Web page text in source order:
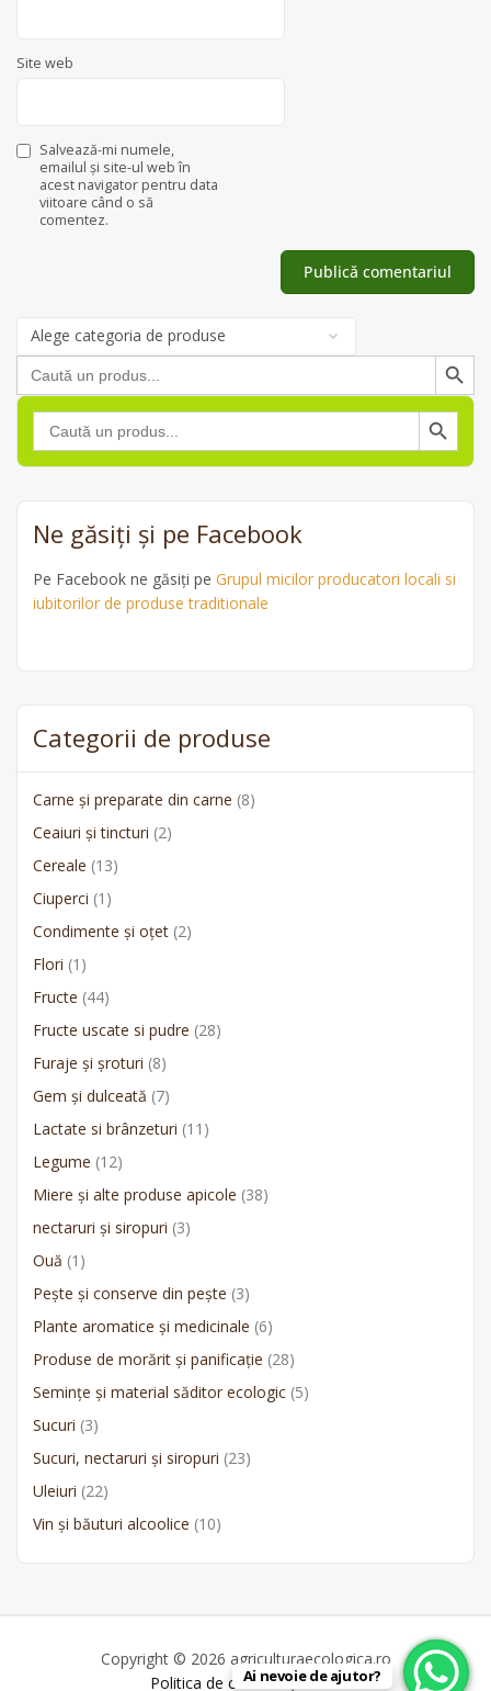
Site web
Salvează-mi numele,
emailul și site-ul web în
acest navigator pentru data
viitoare când o să
comentez.
Categorii
de
produse
Search
for:
Search Button
Search
for:
Search Button
Ne găsiți și pe Facebook
Pe Facebook ne găsiți pe Grupul micilor producatori locali si
iubitorilor de produse traditionale
Categorii de produse
Carne și preparate din carne (8)
Ceaiuri și tincturi (2)
Cereale (13)
Ciuperci (1)
Condimente și oțet (2)
Flori (1)
Fructe (44)
Fructe uscate si pudre (28)
Furaje și șroturi (8)
Gem și dulceată (7)
Lactate si brânzeturi (11)
Legume (12)
Miere și alte produse apicole (38)
nectaruri și siropuri (3)
Ouă (1)
Pește și conserve din pește (3)
Plante aromatice și medicinale (6)
Produse de morărit și panificație (28)
Semințe și material săditor ecologic (5)
Sucuri (3)
Sucuri, nectaruri și siropuri (23)
Uleiuri (22)
Vin și băuturi alcoolice (10)
Copyright © 2026 agriculturaecologica.ro
Politica de confidențialitate
Ai nevoie de ajutor?